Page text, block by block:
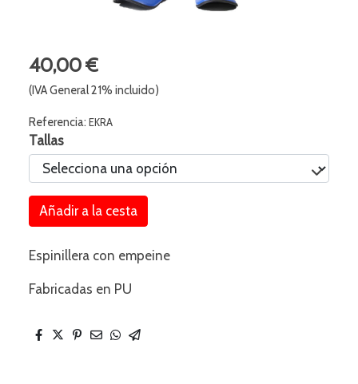
40,00 €
(IVA General 21% incluido)
Referencia: EKRA
Tallas
Añadir a la cesta
Espinillera con empeine
Fabricadas en PU